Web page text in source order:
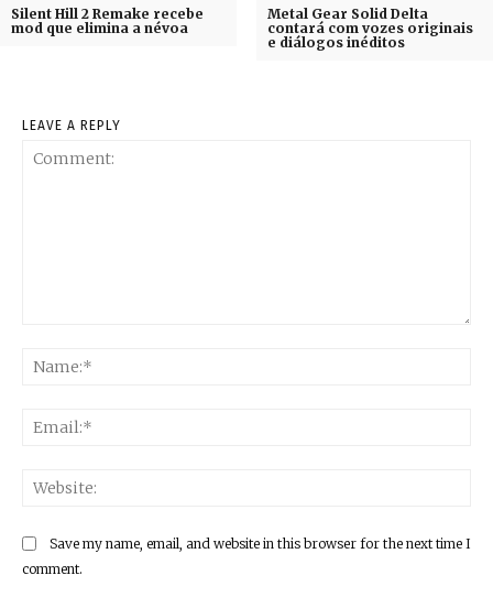
Silent Hill 2 Remake recebe
mod que elimina a névoa
Metal Gear Solid Delta
contará com vozes originais
e diálogos inéditos
LEAVE A REPLY
Save my name, email, and website in this browser for the next time I
comment.